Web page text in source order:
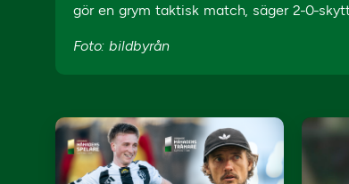
gör en grym taktisk match, säger 2-0-
Foto: bildbyrån